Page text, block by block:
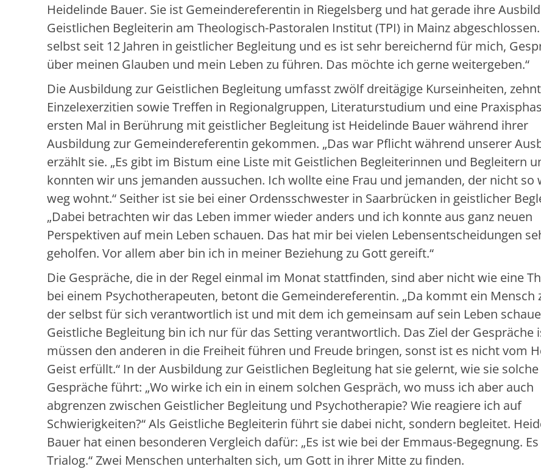
Heidelinde Bauer. Sie ist Gemeindereferentin in Riegelsberg und hat gerade ihre
Geistlichen Begleiterin am Theologisch-Pastoralen Institut (TPI) in Mainz
selbst seit 12 Jahren in geistlicher Begleitung und es ist sehr bereichernd für mich,
über meinen Glauben und mein Leben zu führen. Das möchte ich gerne weitergeben.“
Die Ausbildung zur Geistlichen Begleitung umfasst zwölf dreitägige Kurseinheiten,
Einzelexerzitien sowie Treffen in Regionalgruppen, Literaturstudium und eine
ersten Mal in Berührung mit geistlicher Begleitung ist Heidelinde Bauer während ihrer
Ausbildung zur Gemeindereferentin gekommen. „Das war Pflicht während unserer
erzählt sie. „Es gibt im Bistum eine Liste mit Geistlichen Begleiterinnen und Begleitern
konnten wir uns jemanden aussuchen. Ich wollte eine Frau und jemanden, der nicht so
weg wohnt.“ Seither ist sie bei einer Ordensschwester in Saarbrücken in geistlicher
„Dabei betrachten wir das Leben immer wieder anders und ich konnte aus ganz neuen
Perspektiven auf mein Leben schauen. Das hat mir bei vielen Lebensentscheidungen
geholfen. Vor allem aber bin ich in meiner Beziehung zu Gott gereift.“
Die Gespräche, die in der Regel einmal im Monat stattfinden, sind aber nicht wie eine
bei einem Psychotherapeuten, betont die Gemeindereferentin. „Da kommt ein Mensch
der selbst für sich verantwortlich ist und mit dem ich gemeinsam auf sein Leben
Geistliche Begleitung bin ich nur für das Setting verantwortlich. Das Ziel der Gespräche
müssen den anderen in die Freiheit führen und Freude bringen, sonst ist es nicht vom
Geist erfüllt.“ In der Ausbildung zur Geistlichen Begleitung hat sie gelernt, wie sie solche
Gespräche führt: „Wo wirke ich ein in einem solchen Gespräch, wo muss ich aber auch
abgrenzen zwischen Geistlicher Begleitung und Psychotherapie? Wie reagiere ich auf
Schwierigkeiten?“ Als Geistliche Begleiterin führt sie dabei nicht, sondern begleitet.
Bauer hat einen besonderen Vergleich dafür: „Es ist wie bei der Emmaus-Begegnung.
Trialog.“ Zwei Menschen unterhalten sich, um Gott in ihrer Mitte zu finden.